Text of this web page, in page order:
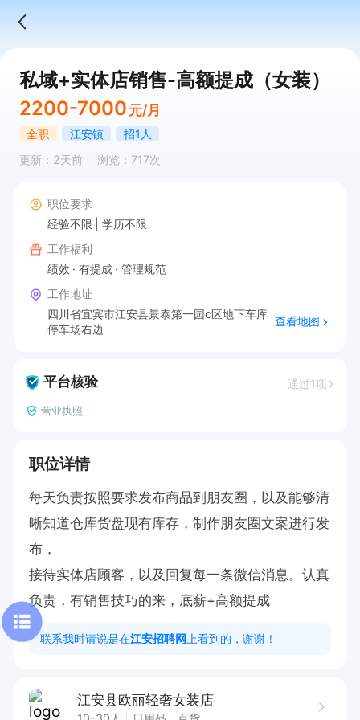
私域+实体店销售-高额提成（女装）
2200-7000 元/月
全职 江安镇
招1人
更新：2天前
浏览：717次
职位要求
经验不限
学历不限
工作福利
绩效
有提成
管理规范
工作地址
四川省宜宾市江安县景泰第一园c区地下车库
停车场右边
查看地图
平台核验 通过1项
营业执照
职位详情
每天负责按照要求发布商品到朋友圈，以及能够清
晰知道仓库货盘现有库存，制作朋友圈文案进行发
布，
接待实体店顾客，以及回复每一条微信消息。认真
负责，有销售技巧的来，底薪+高额提成
联系我时请说是在江安招聘网 上看到的，谢谢！
江安县欧丽轻奢女装店